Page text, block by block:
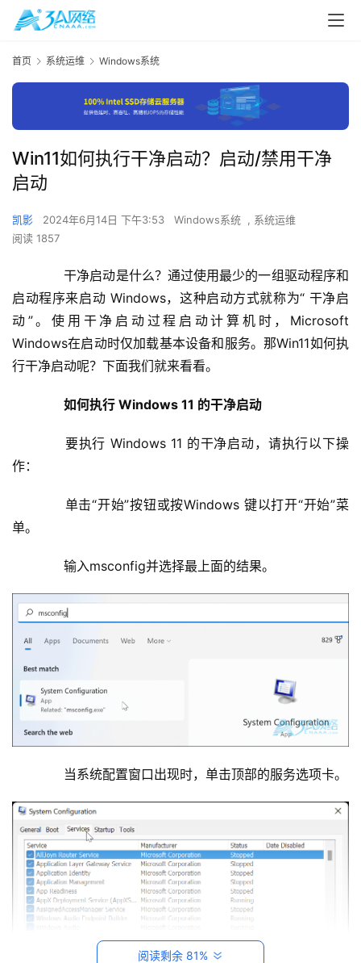
基
础
设
施
运
维
系
维
网
络
运
维
首页 系统运维 Windows系统
Win11如何执行干净启动？启动/禁用干净
启动
凯影 2024年6月14日 下午3:53 Windows系统 , 系统运维
阅读 1857
干净启动是什么？通过使用最少的一组驱动程序和
启动程序来启动 Windows，这种启动方式就称为“ 干净启
动”。使用干净启动过程启动计算机时，Microsoft
Windows在启动时仅加载基本设备和服务。那Win11如何执
行干净启动呢？下面我们就来看看。
如何执行 Windows 11 的干净启动
要执行 Windows 11 的干净启动，请执行以下操
作：
单击“开始”按钮或按Windows 键以打开“开始”菜
单。
输入msconfig并选择最上面的结果。
当系统配置窗口出现时，单击顶部的服务选项卡。
阅读剩余 81%